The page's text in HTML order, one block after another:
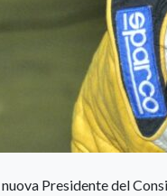
nuova Presidente del